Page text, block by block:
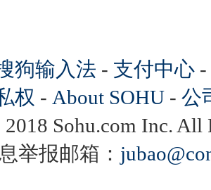
狗输入法 - 支付中心 -
权 - About SOHU - 公
2018 Sohu.com Inc.
举报邮箱：